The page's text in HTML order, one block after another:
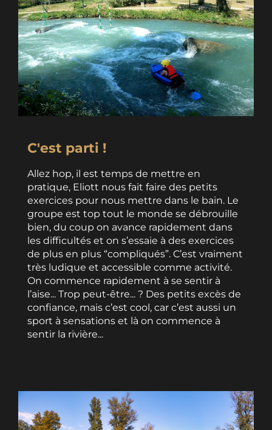
C'est parti !
Allez hop, il est temps de mettre en
pratique, Eliott nous fait faire des petits
exercices pour nous mettre dans le bain. Le
groupe est top tout le monde se débrouille
bien, du coup on avance rapidement dans
les difficultés et on s’essaie à des exercices
de plus en plus “compliqués”. C’est vraiment
très ludique et accessible comme activité.
On commence rapidement à se sentir à
l’aise... Trop peut-être... ? Des petits excès de
confiance, mais c’est cool, car c’est aussi un
sport à sensations et là on commence à
sentir la rivière...